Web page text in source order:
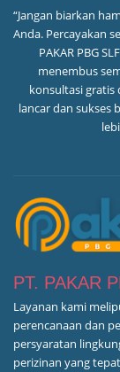
“Jangan biarkan
Anda. Percayakan
PAKAR PBG
menembus
konsultasi gratis
lancar dan sukses
PT. PAKAR
Layanan kami
perencanaan dan
persyaratan
perizinan yang